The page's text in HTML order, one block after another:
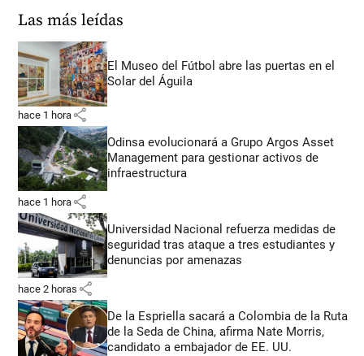
Las más leídas
El Museo del Fútbol abre las puertas en el
Solar del Águila
hace 1 hora share
Odinsa evolucionará a Grupo Argos Asset
Management para gestionar activos de
infraestructura
hace 1 hora share
Universidad Nacional refuerza medidas de
seguridad tras ataque a tres estudiantes y
denuncias por amenazas
hace 2 horas share
De la Espriella sacará a Colombia de la Ruta
de la Seda de China, afirma Nate Morris,
candidato a embajador de EE. UU.